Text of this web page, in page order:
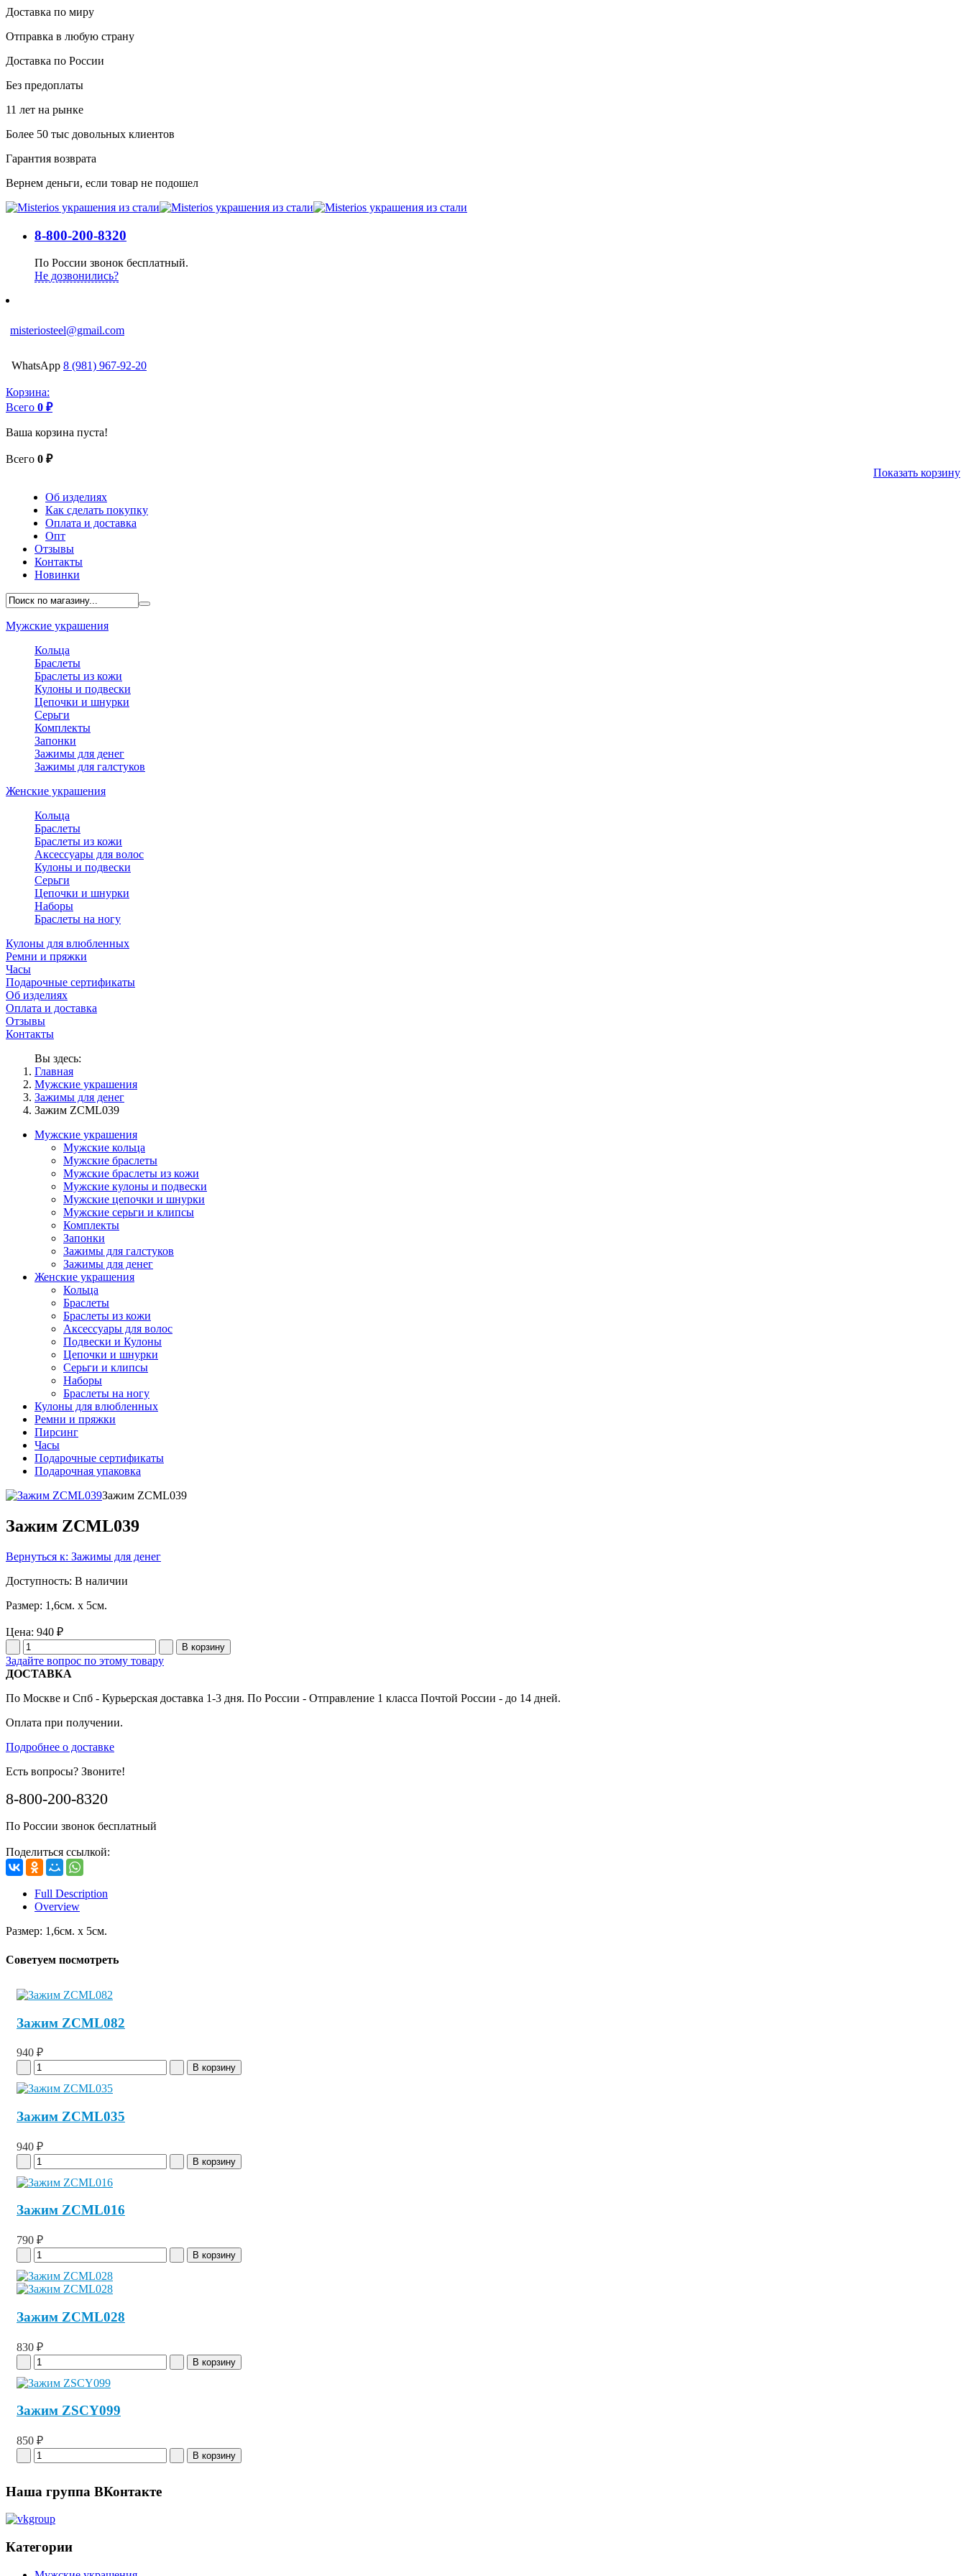
Доставка по миру
Отправка в любую страну
Доставка по России
Без предоплаты
11 лет на рынке
Более 50 тыс довольных клиентов
Гарантия возврата
Вернем деньги, если товар не подошел
8-800-200-8320
По России звонок бесплатный.
Не дозвонились?
misteriosteel@gmail.com
WhatsApp 8 (981) 967-92-20
Корзина:
Всего 0 ₽
Ваша корзина пуста!
Всего 0 ₽
Показать корзину
Об изделиях
Как сделать покупку
Оплата и доставка
Опт
Отзывы
Контакты
Новинки
Мужские украшения
Кольца
Браслеты
Браслеты из кожи
Кулоны и подвески
Цепочки и шнурки
Серьги
Комплекты
Запонки
Зажимы для денег
Зажимы для галстуков
Женские украшения
Кольца
Браслеты
Браслеты из кожи
Аксессуары для волос
Кулоны и подвески
Серьги
Цепочки и шнурки
Наборы
Браслеты на ногу
Кулоны для влюбленных
Ремни и пряжки
Часы
Подарочные сертификаты
Об изделиях
Оплата и доставка
Отзывы
Контакты
Вы здесь:
Главная
Мужские украшения
Зажимы для денег
Зажим ZCML039
Мужские украшения
Мужские кольца
Мужские браслеты
Мужские браслеты из кожи
Мужские кулоны и подвески
Мужские цепочки и шнурки
Мужские серьги и клипсы
Комплекты
Запонки
Зажимы для галстуков
Зажимы для денег
Женские украшения
Кольца
Браслеты
Браслеты из кожи
Аксессуары для волос
Подвески и Кулоны
Цепочки и шнурки
Серьги и клипсы
Наборы
Браслеты на ногу
Кулоны для влюбленных
Ремни и пряжки
Пирсинг
Часы
Подарочные сертификаты
Подарочная упаковка
Зажим ZCML039
Зажим ZCML039
Вернуться к: Зажимы для денег
Доступность: В наличии
Размер: 1,6см. x 5см.
Цена: 940 ₽
Задайте вопрос по этому товару
ДОСТАВКА
По Москве и Спб - Курьерская доставка 1-3 дня. По России - Отправление 1 класса Почтой России - до 14 дней.
Оплата при получении.
Подробнее о доставке
Есть вопросы? Звоните!
8-800-200-8320
По России звонок бесплатный
Поделиться ссылкой:
Full Description
Overview
Размер: 1,6см. x 5см.
Советуем посмотреть
Зажим ZCML082
940 ₽
Зажим ZCML035
940 ₽
Зажим ZCML016
790 ₽
Зажим ZCML028
830 ₽
Зажим ZSCY099
850 ₽
Наша группа ВКонтакте
Категории